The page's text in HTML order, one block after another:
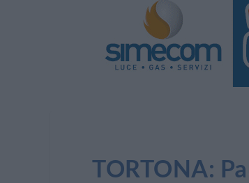
TORTONA: